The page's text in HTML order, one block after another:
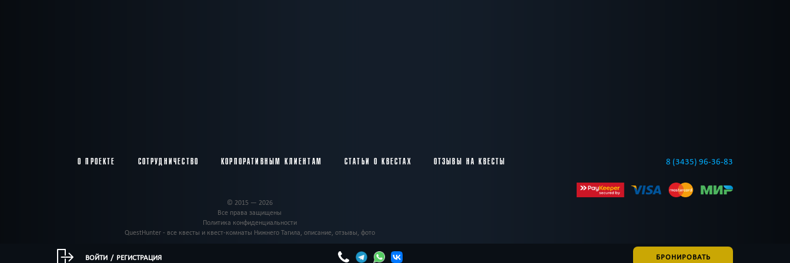
О ПРОЕКТЕ СОТРУДНИЧЕСТВО КОРПОРАТИВНЫМ КЛИЕНТАМ СТАТЬИ О КВЕСТАХ ОТЗЫВЫ НА КВЕСТЫ 8 (3435) 96-36-83
© 2015 — 2026
Все права защищены
Политика конфиденциальности
QuestHunter - все квесты и квест-комнаты Нижнего Тагила, описание, отзывы, фото
ВОЙТИ / РЕГИСТРАЦИЯ БРОНИРОВАТЬ